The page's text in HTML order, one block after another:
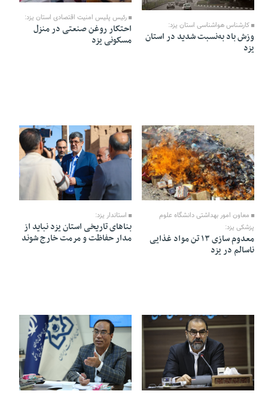
12 Mordad 1405 - 18:47
کارشناس هواشناسی استان یزد:
وزش باد به‌نسبت شدید در استان
یزد
رئیس پلیس امنیت اقتصادی استان یزد:
احتکار روغن صنعتی در منزل
مسکونی یزد
12 Mordad 1405 - 18:44
معاون امور بهداشتی دانشگاه علوم
پزشکی یزد:
معدوم سازی ۱۳ تن مواد غذایی
ناسالم در یزد
12 Mordad 1405 - 18:38
استاندار یزد:
بنا‌های تاریخی استان یزد نباید از
مدار حفاظت و مرمت خارج شوند
12 Mordad 1405 - 18:37
12 Mordad 1405 - 18:33